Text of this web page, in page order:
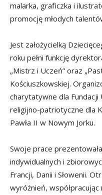
malarka, graficzka i
promocję młodych
Jest założycielką
roku pełni funkcję
„Mistrz i Uczeń” oraz
Kościuszkowskiej.
charytatywne dla
religijno-patriotyczne dla
Pawła II w Nowym Jorku.
Swoje prace
indywidualnych i
Francji, Danii i Słowenii.
wyróżnień, współpracując